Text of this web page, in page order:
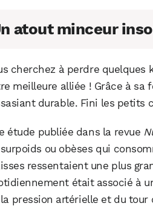
atout minceur
cherchez à perdre quelques
meilleure alliée ! Grâce à
durable. Fini les petits
étude publiée dans la revue
ou obèses qui
ressentaient une plus
était associé à
pression artérielle et du